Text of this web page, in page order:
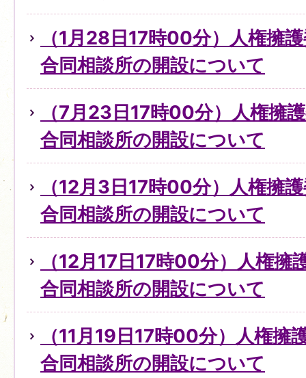
（1月28日17時00分）人権擁
合同相談所の開設について
（7月23日17時00分）人権擁
合同相談所の開設について
（12月3日17時00分）人権擁
合同相談所の開設について
（12月17日17時00分）人権擁
合同相談所の開設について
（11月19日17時00分）人権擁
合同相談所の開設について